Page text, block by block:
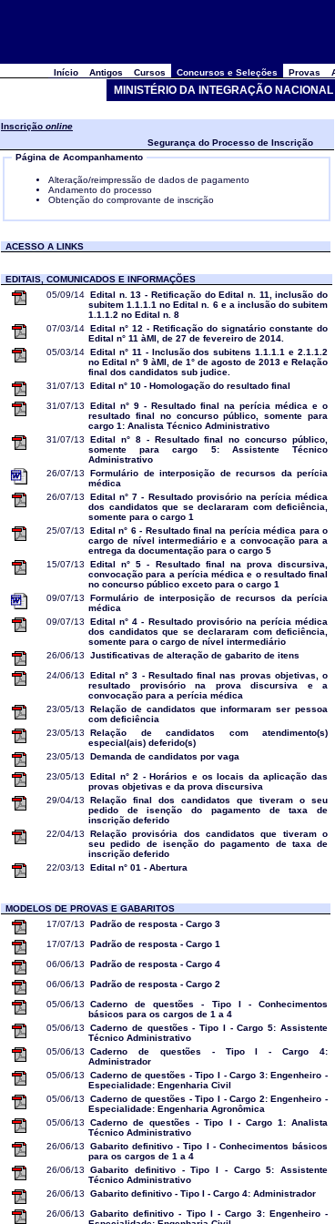
Início Antigos Cursos Concursos e Seleções Provas
MINISTÉRIO DA INTEGRAÇÃO NACIONAL
Inscrição online
Segurança do Processo de Inscrição
Página de Acompanhamento
Alteração/reimpressão de dados de pagamento
Andamento do processo
Obtenção do comprovante de inscrição
ACESSO A LINKS
EDITAIS, COMUNICADOS E INFORMAÇÕES
05/09/14 Edital n. 13 - Retificação do Edital n. 11, inclusão do
subitem 1.1.1.1 no Edital n. 6 e a inclusão do subitem
1.1.1.2 no Edital n. 8
07/03/14 Edital n° 12 - Retificação do signatário constante do
Edital n° 11 àMI, de 27 de fevereiro de 2014.
05/03/14 Edital n° 11 - Inclusão dos subitens 1.1.1.1 e 2.1.1.2
no Edital n° 9 àMI, de 1° de agosto de 2013 e Relação
final dos candidatos sub judice.
31/07/13
Edital n° 10 - Homologação do resultado final
31/07/13
Edital n° 9 - Resultado final na perícia médica e o
resultado final no concurso público, somente para
cargo 1: Analista Técnico Administrativo
31/07/13
Edital n° 8 - Resultado final no concurso público,
somente para cargo 5: Assistente Técnico
Administrativo
26/07/13
Formulário de interposição de recursos da perícia
médica
26/07/13
Edital n° 7 - Resultado provisório na perícia médica
dos candidatos que se declararam com deficiência,
somente para o cargo 1
25/07/13
Edital n° 6 - Resultado final na perícia médica para o
cargo de nível intermediário e a convocação para a
entrega da documentação para o cargo 5
15/07/13
Edital n° 5 - Resultado final na prova discursiva,
convocação para a perícia médica e o resultado final
no concurso público exceto para o cargo 1
09/07/13
Formulário de interposição de recursos da perícia
médica
09/07/13
Edital n° 4 - Resultado provisório na perícia médica
dos candidatos que se declararam com deficiência,
somente para o cargo de nível intermediário
26/06/13
Justificativas de alteração de gabarito de itens
24/06/13
Edital n° 3 - Resultado final nas provas objetivas, o
resultado provisório na prova discursiva e a
convocação para a perícia médica
23/05/13
Relação de candidatos que informaram ser pessoa
com deficiência
23/05/13
Relação de candidatos com atendimento(s)
especial(ais) deferido(s)
23/05/13
Demanda de candidatos por vaga
23/05/13
Edital n° 2 - Horários e os locais da aplicação das
provas objetivas e da prova discursiva
29/04/13
Relação final dos candidatos que tiveram o seu
pedido de isenção do pagamento de taxa de
inscrição deferido
22/04/13
Relação provisória dos candidatos que tiveram o
seu pedido de isenção do pagamento de taxa de
inscrição deferido
22/03/13
Edital n° 01 - Abertura
MODELOS DE PROVAS E GABARITOS
17/07/13
Padrão de resposta - Cargo 3
17/07/13
Padrão de resposta - Cargo 1
06/06/13
Padrão de resposta - Cargo 4
06/06/13
Padrão de resposta - Cargo 2
05/06/13
Caderno de questões - Tipo I - Conhecimentos
básicos para os cargos de 1 a 4
05/06/13
Caderno de questões - Tipo I - Cargo 5: Assistente
Técnico Administrativo
05/06/13
Caderno de questões - Tipo I - Cargo 4:
Administrador
05/06/13
Caderno de questões - Tipo I - Cargo 3: Engenheiro -
Especialidade: Engenharia Civil
05/06/13
Caderno de questões - Tipo I - Cargo 2: Engenheiro -
Especialidade: Engenharia Agronômica
05/06/13
Caderno de questões - Tipo I - Cargo 1: Analista
Técnico Administrativo
26/06/13
Gabarito definitivo - Tipo I - Conhecimentos básicos
para os cargos de 1 a 4
26/06/13
Gabarito definitivo - Tipo I - Cargo 5: Assistente
Técnico Administrativo
26/06/13
Gabarito definitivo - Tipo I - Cargo 4: Administrador
26/06/13
Gabarito definitivo - Tipo I - Cargo 3: Engenheiro -